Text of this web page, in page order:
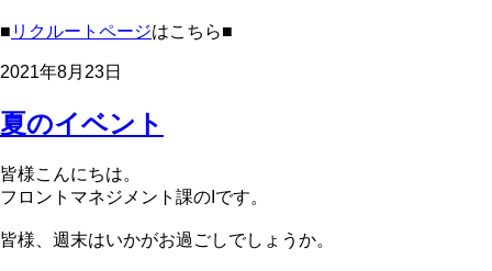
■ リクルートページはこちら■
2021年8月23日
夏のイベント
皆様こんにちは。
フロントマネジメント課のIです。
皆様、週末はいかがお過ごしでしょうか。